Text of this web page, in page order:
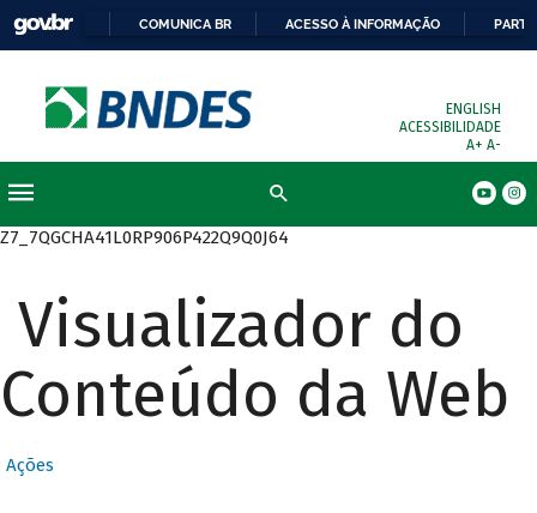
COMUNICA BR ACESSO À INFORMAÇÃO
ENGLISH
ACESSIBILIDADE
A+ A-
Z7_7QGCHA41L0RP906P422Q9Q0J64
Visualizador do
Conteúdo da Web
Ações